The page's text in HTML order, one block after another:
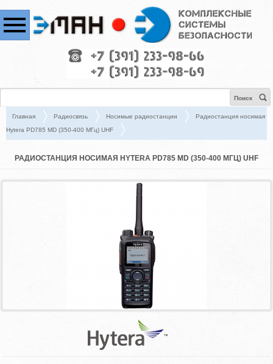
Поиск
Главная Радиосвязь Носимые радиостанции
Радиостанция носимая
Hytera PD785 MD (350-400 МГц) UHF
РАДИОСТАНЦИЯ НОСИМАЯ HYTERA PD785 MD (350-400 МГЦ) UHF